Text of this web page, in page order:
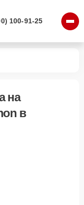
100-91-25
на
в